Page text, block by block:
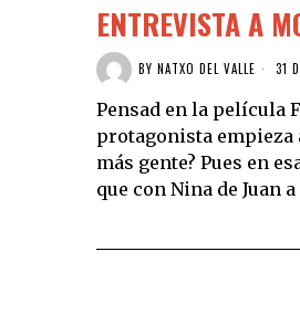
ENTREVISTA A
BY NATXO DEL VALLE 31
Pensad en la película
protagonista empieza
más gente? Pues en
que con Nina de Juan